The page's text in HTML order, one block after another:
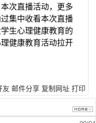
次直播活动，更多
集中收看本次直播
生心理健康教育的
健康教育活动拉开
友 邮件分享 复制网址 打印